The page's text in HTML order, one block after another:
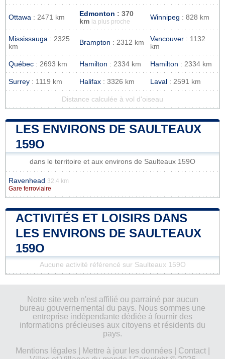
Ottawa : 2471 km Edmonton : 370
km
la plus proche
Winnipeg : 828 km
Mississauga : 2325
km
Brampton : 2312 km Vancouver : 1132
km
Québec : 2693 km Hamilton : 2334 km Hamilton : 2334 km
Surrey : 1119 km Halifax : 3326 km Laval : 2591 km
Distance calculée à vol d'oiseau
LES ENVIRONS DE SAULTEAUX
159O
dans le territoire et aux environs de Saulteaux 159O
Ravenhead 32.4 km
Gare ferroviaire
ACTIVITÉS ET LOISIRS DANS
LES ENVIRONS DE SAULTEAUX
159O
Aucune activité référencé sur Saulteaux 159O
Notre site web n'est affilié ou parrainé par aucun
bureau gouvernemental du pays. Nous sommes une
entreprise indépendante dédiée à fournir des
informations précieuses aux citoyens et résidents du
pays.
Mentions légales| Mettre à jour les données| Contact|